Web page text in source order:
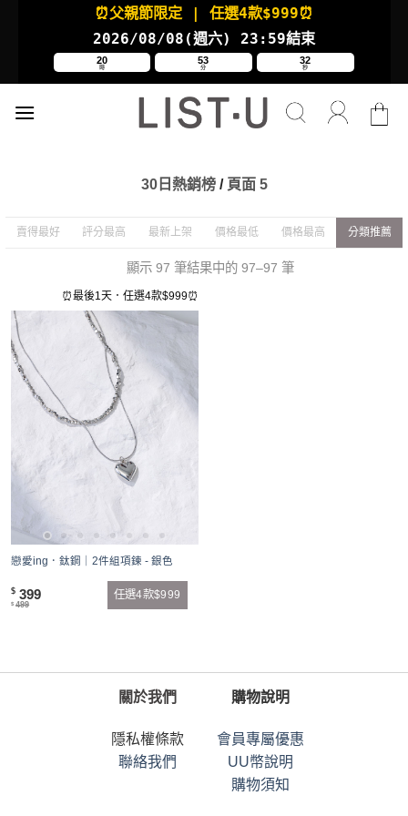
⏰父親節限定 | 任選4款$999⏰
2026/08/08(週六) 23:59結束
20
時
53
分
32
秒
30日熱銷榜/ 頁面 5
賣得最好 評分最高 最新上架 價格最低 價格最高 分類推薦
顯示 97 筆結果中的 97–97 筆
⏰最後1天．任選4款$999⏰
戀愛ing．鈦鋼｜2件組項鍊 - 銀色
$ 399
$ 499
任選4款$999
關於我們
隱私權條款
聯絡我們
購物說明
會員專屬優惠
UU幣說明
購物須知